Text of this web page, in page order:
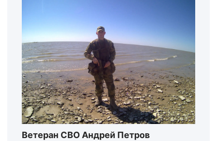
Ветеран СВО Андрей Петров